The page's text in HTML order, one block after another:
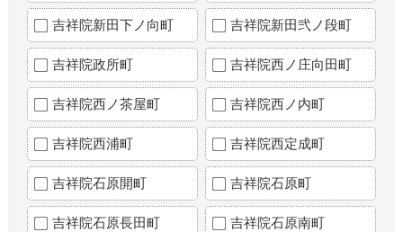
吉祥院新田下ノ向町 吉祥院新田弐ノ段町
吉祥院政所町 吉祥院西ノ庄向田町
吉祥院西ノ茶屋町 吉祥院西ノ内町
吉祥院西浦町 吉祥院西定成町
吉祥院石原開町 吉祥院石原町
吉祥院石原長田町 吉祥院石原南町